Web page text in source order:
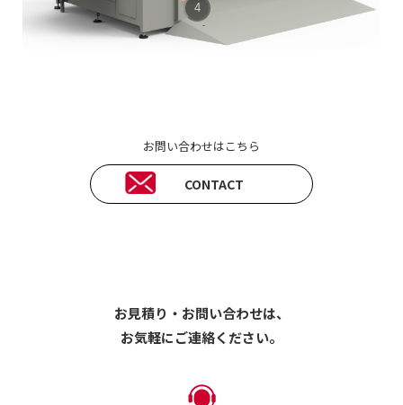
4
お問い合わせはこちら
CONTACT
お見積り・お問い合わせは、
お気軽にご連絡ください。